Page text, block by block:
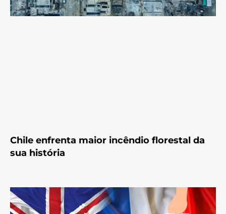
Chile enfrenta maior incêndio florestal da
sua história